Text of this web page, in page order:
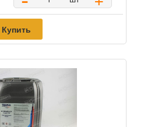
Купить